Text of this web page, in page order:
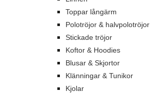
Toppar långärm
Polotröjor & halvpolotröjor
Stickade tröjor
Koftor & Hoodies
Blusar & Skjortor
Klänningar & Tunikor
Kjolar